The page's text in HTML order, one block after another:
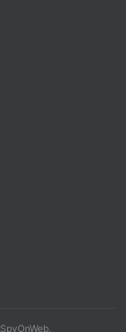
SpyOnWeb.